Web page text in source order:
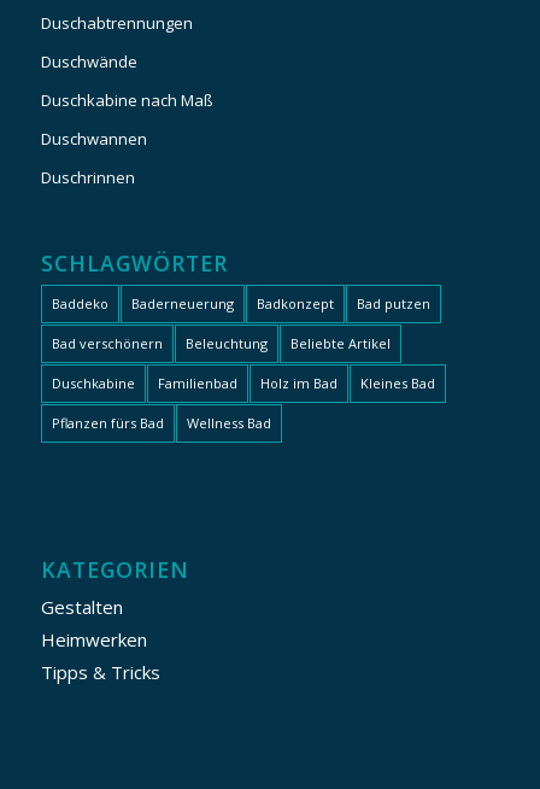
Duschabtrennungen
Duschwände
Duschkabine nach Maß
Duschwannen
Duschrinnen
SCHLAGWÖRTER
Baddeko Baderneuerung Badkonzept Bad putzen
Bad verschönern Beleuchtung Beliebte Artikel
Duschkabine Familienbad Holz im Bad Kleines Bad
Pflanzen fürs Bad Wellness Bad
KATEGORIEN
Gestalten
Heimwerken
Tipps & Tricks